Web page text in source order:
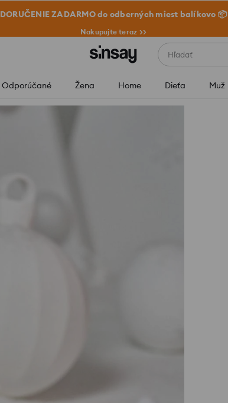
DORUČENIE ZADARMO do odberných miest balíkovo 📦
Nakupujte teraz >>
Hľadať
Odporúčané Žena Home Dieťa Muž